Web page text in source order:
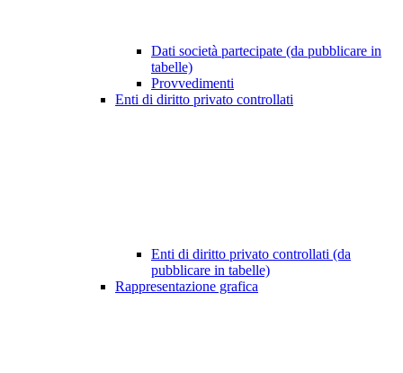
Dati società partecipate (da pubblicare in
tabelle)
Provvedimenti
Enti di diritto privato controllati
Enti di diritto privato controllati (da
pubblicare in tabelle)
Rappresentazione grafica